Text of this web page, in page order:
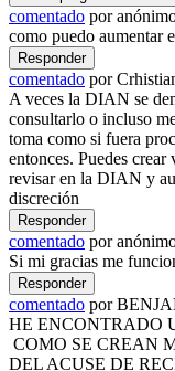
comentado por
como puedo aumentar
comentado por
A veces la DIAN se
consultarlo o incluso
toma como si fuera
entonces. Puedes
revisar en la DIAN y
discreción
comentado por
Si mi gracias me
comentado por
HE ENCONTRADO
COMO SE CREAN
DEL ACUSE DE